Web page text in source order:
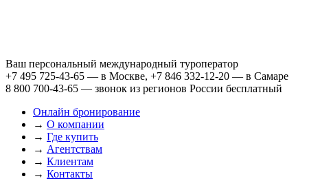
Ваш персональный международный туроператор
+7 495 725-43-65 — в Москве, +7 846 332-12-20 — в Самаре
8 800 700-43-65 — звонок из регионов России бесплатный
Онлайн бронирование
→ О компании
→ Где купить
→ Агентствам
→ Клиентам
→ Контакты